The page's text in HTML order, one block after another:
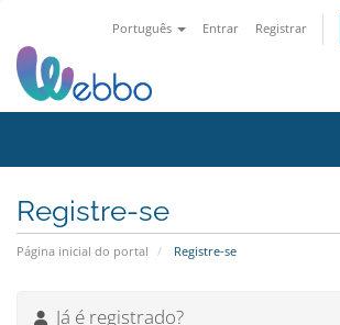
Português Entrar Registrar
Registre-se
Página inicial do portal Registre-se
Já é registrado?